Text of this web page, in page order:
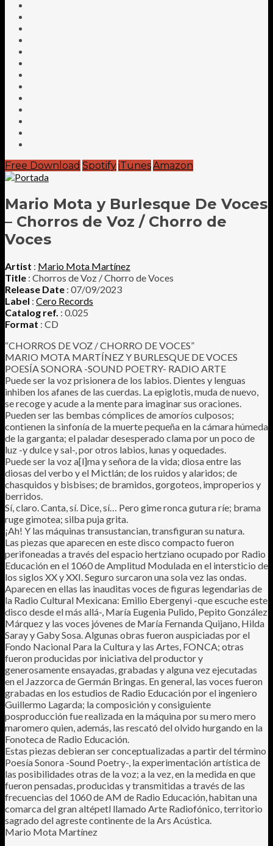
Free Download SpotifyiTunesAmazon
Mario Mota y Burlesque De Voces
– Chorros de Voz / Chorro de
Voces
Artist : Mario Mota Martínez
Title : Chorros de Voz / Chorro de Voces
Release Date : 07/09/2023
Label : Cero Records
Catalog ref. : 0.025
Format : CD
“CHORROS DE VOZ / CHORRO DE VOCES”
MARIO MOTA MARTÍNEZ Y BURLESQUE DE VOCES
POESÍA SONORA -SOUND POETRY- RADIO ARTE
Puede ser la voz prisionera de los labios. Dientes y lenguas
inhiben los afanes de las cuerdas. La epiglotis, muda de nuevo,
se recoge y acude a la mente para imaginar sus oraciones.
Pueden ser las bembas cómplices de amoríos culposos;
contienen la sinfonía de la muerte pequeña en la cámara húmeda
de la garganta; el paladar desesperado clama por un poco de
luz -y dulce y sal-, por otros labios, lunas y oquedades.
Puede ser la voz a[l]ma y señora de la vida; diosa entre las
diosas del verbo y el Mictlán; de los ruidos y alaridos; de
chasquidos y bisbises; de bramidos, gorgoteos, improperios y
berridos.
Sí, claro. Canta, sí. Dice, sí… Pero gime ronca gutura ríe; brama
ruge gimotea; silba puja grita.
¡Ah! Y las máquinas transustancian, transfiguran su natura.
Las piezas que aparecen en este disco compacto fueron
perifoneadas a través del espacio hertziano ocupado por Radio
Educación en el 1060 de Amplitud Modulada en el intersticio de
los siglos XX y XXI. Seguro surcaron una sola vez las ondas.
Aparecen en ellas las inauditas voces de figuras legendarias de
la Radio Cultural Mexicana: Emilio Ebergenyi -que escuche este
disco desde el más allá-, María Eugenia Pulido, Pepito González
Márquez y las voces jóvenes de María Fernanda Quijano, Hilda
Saray y Gaby Sosa. Algunas obras fueron auspiciadas por el
Fondo Nacional Para la Cultura y las Artes, FONCA; otras
fueron producidas por iniciativa del productor y
generosamente ensayadas, grabadas y alguna vez ejecutadas
en el Jazzorca de Germán Bringas. En general, las voces fueron
grabadas en los estudios de Radio Educación por el ingeniero
Guillermo Lagarda; la composición y consiguiente
posproducción fue realizada en la máquina por su mero mero
maromero quien, además, las rescató del olvido hurgando en la
Fonoteca de Radio Educación.
Estas piezas debieran ser conceptualizadas a partir del término
Poesía Sonora -Sound Poetry-, la experimentación artística de
las posibilidades otras de la voz; a la vez, en la medida en que
fueron pensadas, producidas y transmitidas a través de las
frecuencias del 1060 de AM de Radio Educación, habitan una
comarca del gran altépetl llamado Arte Radiofónico, territorio
sagrado del agreste continente de la Ars Acústica.
Mario Mota Martínez